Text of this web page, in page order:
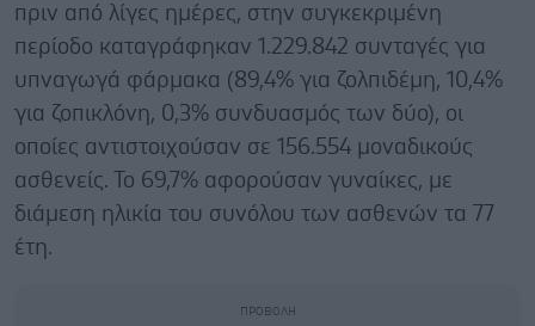
πριν από λίγες ημέρες, στην συγκεκριμένη
περίοδο καταγράφηκαν 1.229.842 συνταγές για
υπναγωγά φάρμακα (89,4% για ζολπιδέμη, 10,4%
για ζοπικλόνη, 0,3% συνδυασμός των δύο), οι
οποίες αντιστοιχούσαν σε 156.554 μοναδικούς
ασθενείς. Το 69,7% αφορούσαν γυναίκες, με
διάμεση ηλικία του συνόλου των ασθενών τα 77
έτη.